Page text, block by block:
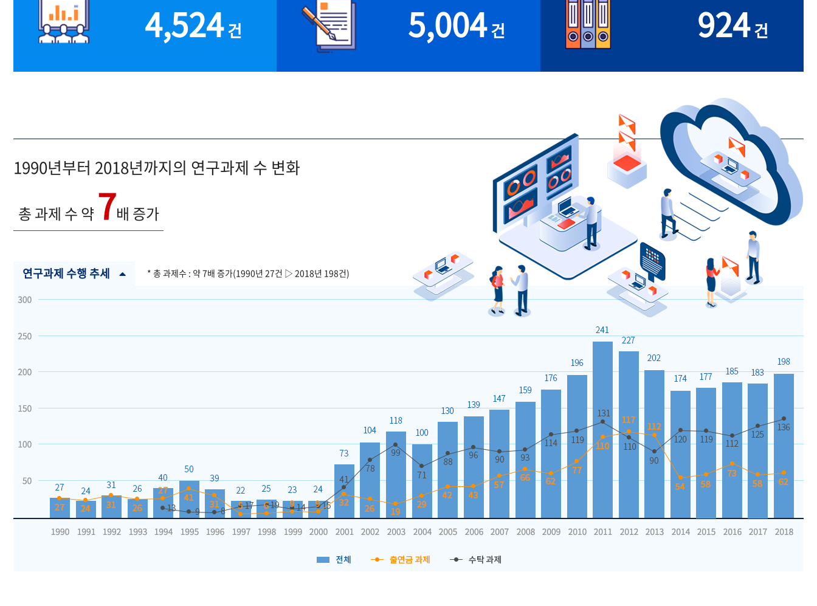
4,524건 5,004건 924건
1990년부터 2018년까지의 연구과제 수 변화
총 과제 수 약7배 증가
연구과제 수행 추세 * 총 과제수 : 약 7배 증가(1990년 27건 ▷ 2018년 198건)